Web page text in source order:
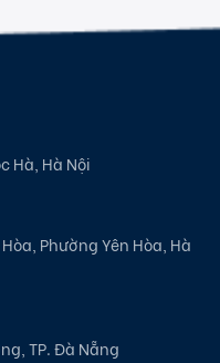
Hà, Hà Nội
Phường Yên Hòa, Hà
TP. Đà Nẵng